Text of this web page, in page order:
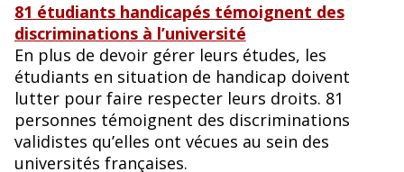
81 étudiants handicapés témoignent des
discriminations à l’université
En plus de devoir gérer leurs études, les
étudiants en situation de handicap doivent
lutter pour faire respecter leurs droits. 81
personnes témoignent des discriminations
validistes qu’elles ont vécues au sein des
universités françaises.